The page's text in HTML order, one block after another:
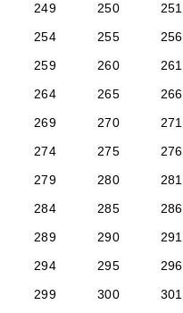
249
250 251
254
255 256
259
260 261
264
265 266
269
270 271
274
275 276
279
280 281
284
285 286
289
290 291
294
295 296
299
300 301